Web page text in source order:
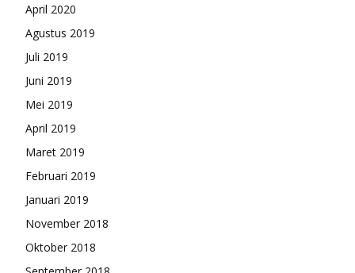
April 2020
Agustus 2019
Juli 2019
Juni 2019
Mei 2019
April 2019
Maret 2019
Februari 2019
Januari 2019
November 2018
Oktober 2018